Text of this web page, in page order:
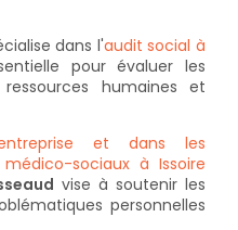
dans l'audit social à
pour évaluer les
humaines et
et dans les
sociaux à Issoire
vise à soutenir les
personnelles